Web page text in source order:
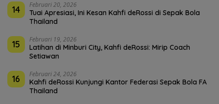
14 Februari 20, 2026
Tuai Apresiasi, Ini Kesan Kahfi deRossi di Sepak Bola
Thailand
15 Februari 19, 2026
Latihan di Minburi City, Kahfi deRossi: Mirip Coach
Setiawan
16 Februari 24, 2026
Kahfi deRossi Kunjungi Kantor Federasi Sepak Bola FA
Thailand